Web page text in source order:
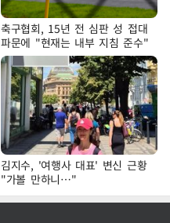
축구협회, 15년 전 심판 성 접대
파문에 "현재는 내부 지침 준수"
김지수, '여행사 대표' 변신 근황
"가볼 만하니…"